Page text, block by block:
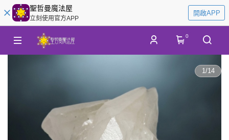
聖哲曼魔法屋
立刻使用官方APP
開啟APP
0
1/14